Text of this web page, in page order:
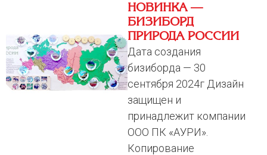
НОВИНКА —
БИЗИБОРД
ПРИРОДА РОССИИ
Дата создания
бизиборда — 30
сентября 2024г Дизайн
защищен и
принадлежит компании
ООО ПК «АУРИ».
Копирование